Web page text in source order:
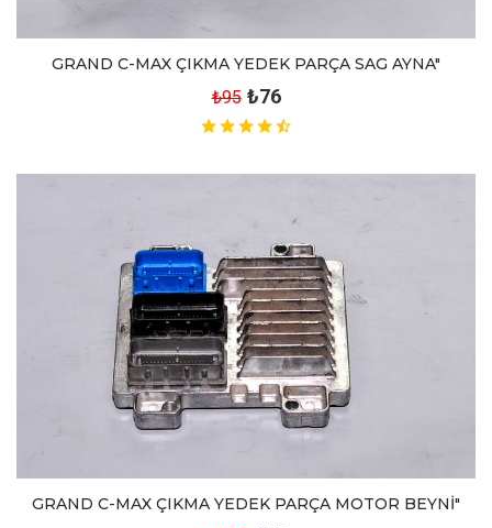
GRAND C-MAX ÇIKMA YEDEK PARÇA SAG AYNA"
₺95 ₺76
GRAND C-MAX ÇIKMA YEDEK PARÇA MOTOR BEYNİ"